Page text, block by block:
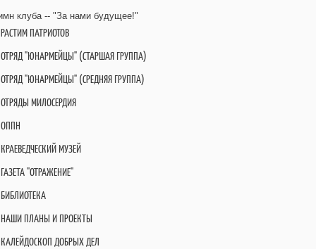
клуба -- "За нами будущее!"
РАСТИМ ПАТРИОТОВ
ОТРЯД "ЮНАРМЕЙЦЫ" (СТАРШАЯ ГРУППА)
ОТРЯД "ЮНАРМЕЙЦЫ" (СРЕДНЯЯ ГРУППА)
ОТРЯДЫ МИЛОСЕРДИЯ
ОППН
КРАЕВЕДЧЕСКИЙ МУЗЕЙ
ГАЗЕТА "ОТРАЖЕНИЕ"
БИБЛИОТЕКА
НАШИ ПЛАНЫ И ПРОЕКТЫ
КАЛЕЙДОСКОП ДОБРЫХ ДЕЛ